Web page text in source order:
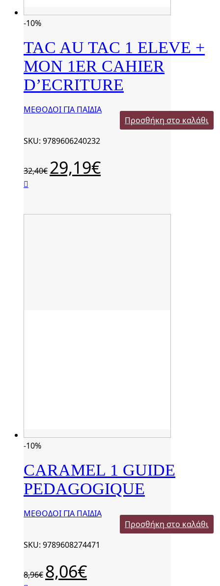
-10%
TAC AU TAC 1 ELEVE +
MON 1ER CAHIER
D’ECRITURE
ΜΕΘΟΔΟΙ ΓΙΑ ΠΑΙΔΙΑ
Προσθήκη στο καλάθι
SKU: 9789606240232
32,40€
Original
price
29,19€
-10%
CARAMEL 1 GUIDE
PEDAGOGIQUE
ΜΕΘΟΔΟΙ ΓΙΑ ΠΑΙΔΙΑ
Προσθήκη στο καλάθι
SKU: 9789608274471
8,96€
Original
price
8,06€